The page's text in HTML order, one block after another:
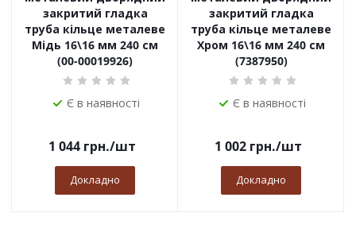
закритий гладка
труба кільце металеве
Мідь 16\16 мм 240 см
(00-00019926)
Є в наявності
1 044 грн./шт
Докладно
закритий гладка
труба кільце металеве
Хром 16\16 мм 240 см
(7387950)
Є в наявності
1 002 грн./шт
Докладно